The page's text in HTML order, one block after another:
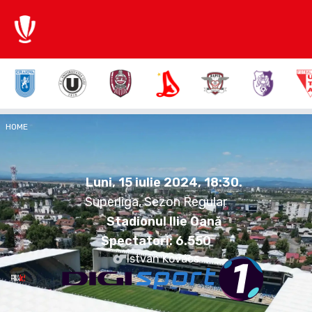
HOME
Luni, 15 iulie 2024, 18:30.
Superliga, Sezon Regular
Stadionul Ilie Oană
Spectatori:6.550
István Kovács